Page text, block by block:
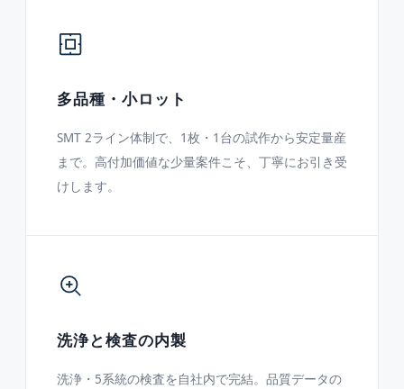
多品種・小ロット
SMT 2ライン体制で、1枚・1台の試作から安定量産
まで。高付加価値な少量案件こそ、丁寧にお引き受
けします。
洗浄と検査の内製
洗浄・5系統の検査を自社内で完結。品質データの